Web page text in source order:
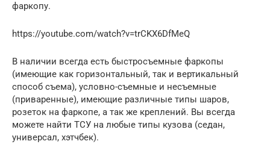
фаркопу.
https://youtube.com/watch?v=trCKX6DfMeQ
В наличии всегда есть быстросъемные фаркопы
(имеющие как горизонтальный, так и вертикальный
способ съема), условно-съемные и несъемные
(приваренные), имеющие различные типы шаров,
розеток на фаркопе, а так же креплений. Вы всегда
можете найти ТСУ на любые типы кузова (седан,
универсал, хэтчбек).